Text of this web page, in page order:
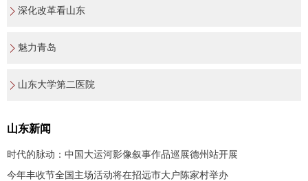
深化改革看山东
魅力青岛
山东大学第二医院
山东新闻
时代的脉动：中国大运河影像叙事作品巡展德州站开展
今年丰收节全国主场活动将在招远市大户陈家村举办